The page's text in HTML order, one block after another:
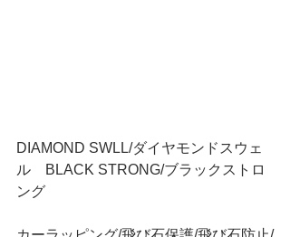
DIAMOND SWLL/ダイヤモンドスウェ
ル　BLACK STRONG/ブラックストロ
ング